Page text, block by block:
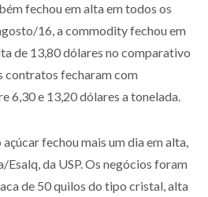
fechou em alta em todos os
16, a commodity fechou em
de 13,80 dólares no comparativo
contratos fecharam com
6,30 e 13,20 dólares a tonelada.
fechou mais um dia em alta,
Esalq, da USP. Os negócios foram
de 50 quilos do tipo cristal, alta